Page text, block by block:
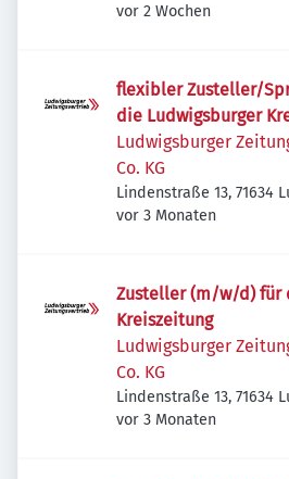
Veröffentlicht
vor 2 Wochen
flexibler Zusteller/
die Ludwigsburger
Ludwigsburger
Co. KG
Lindenstraße 13, 71634
Deutschland
Veröffentlicht:
vor 3 Monaten
Zusteller (m/w/d) für
Kreiszeitung
Ludwigsburger
Co. KG
Lindenstraße 13, 71634
Deutschland
Veröffentlicht:
vor 3 Monaten